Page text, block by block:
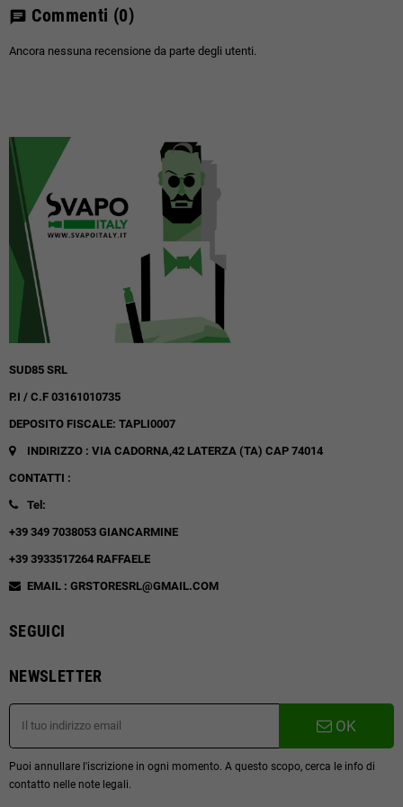
chat Commenti (0)
Ancora nessuna recensione da parte degli utenti.
SUD85 SRL
P.I / C.F 03161010735
DEPOSITO FISCALE: TAPLI0007
INDIRIZZO : VIA CADORNA,42 LATERZA (TA) CAP 74014
CONTATTI :
Tel:
+39 349 7038053 GIANCARMINE
+39 3933517264 RAFFAELE
EMAIL : GRSTORESRL@GMAIL.COM
SEGUICI
NEWSLETTER
OK
Puoi annullare l'iscrizione in ogni momento. A questo scopo, cerca le info di
contatto nelle note legali.